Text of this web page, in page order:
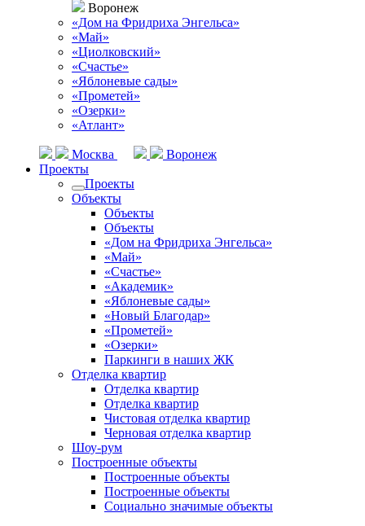
Воронеж
«Дом на Фридриха Энгельса»
«Май»
«Циолковский»
«Счастье»
«Яблоневые сады»
«Прометей»
«Озерки»
«Атлант»
Москва
Воронеж
Проекты
Проекты
Объекты
Объекты
Объекты
«Дом на Фридриха Энгельса»
«Май»
«Счастье»
«Академик»
«Яблоневые сады»
«Новый Благодар»
«Прометей»
«Озерки»
Паркинги в наших ЖК
Отделка квартир
Отделка квартир
Отделка квартир
Чистовая отделка квартир
Черновая отделка квартир
Шоу-рум
Построенные объекты
Построенные объекты
Построенные объекты
Социально значимые объекты